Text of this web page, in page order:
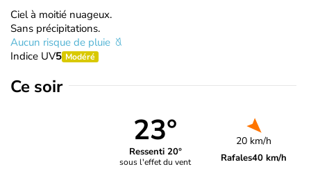
Ciel à moitié nuageux.
Sans précipitations.
Aucun risque de pluie
Indice UV5 Modéré
Ce soir
23°
Ressenti 20°
sous l'effet du vent
20 km/h
Rafales40 km/h